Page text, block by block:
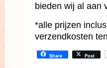
bieden wij al aan
*alle prijzen
verzendkosten
Share Post